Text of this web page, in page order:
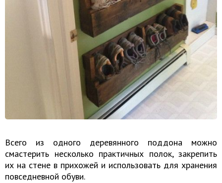
Всего из одного деревянного поддона можно
смастерить несколько практичных полок, закрепить
их на стене в прихожей и использовать для хранения
повседневной обуви.